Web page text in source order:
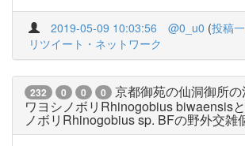
2019-05-09 10:03:56 @0_u0 (投稿
リツイート・ネットワーク
232 0 0 0
京都御苑の仙洞御所
ワヨシノボリRhinogobius biwaensis
ノボリRhinogobius sp. BFの野外交雑